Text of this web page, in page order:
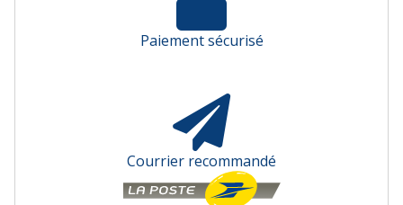
Paiement sécurisé
Courrier recommandé